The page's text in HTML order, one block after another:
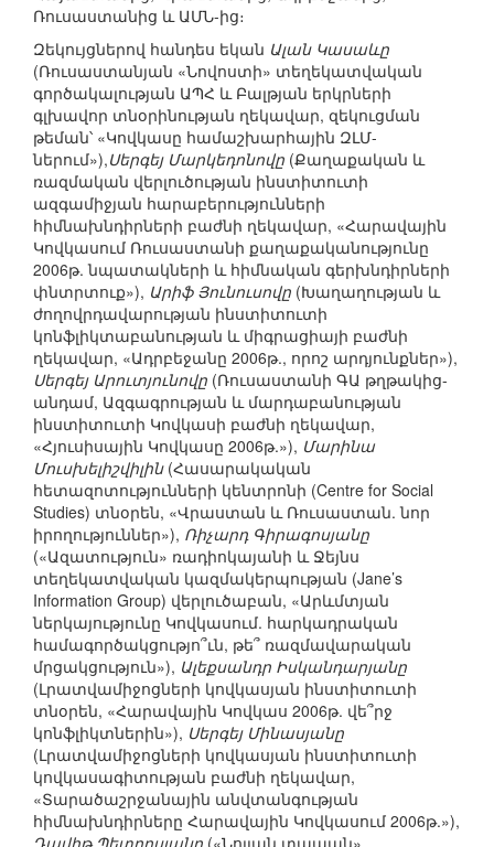
Ռուսաստանից և ԱՄՆ-ից։
Զեկույցներով հանդես եկան Ալան Կասաևը
(Ռուսաստանյան «Նովոստի» տեղեկատվական
գործակալության ԱՊՀ և Բալթյան երկրների
գլխավոր տնօրինության ղեկավար, զեկուցման
թեման՝ «Կովկասը համաշխարհային ԶԼՄ-
ներում»),Սերգեյ Մարկեդոնովը (Քաղաքական և
ռազմական վերլուծության ինստիտուտի
ազգամիջյան հարաբերությունների
հիմնախնդիրների բաժնի ղեկավար, «Հարավային
Կովկասում Ռուսաստանի քաղաքականությունը
2006թ. նպատակների և հիմնական գերխնդիրների
փնտրտուք»), Արիֆ Յունուսովը (Խաղաղության և
ժողովրդավարության ինստիտուտի
կոնֆլիկտաբանության և միգրացիայի բաժնի
ղեկավար, «Ադրբեջանը 2006թ., որոշ արդյունքներ»),
Սերգեյ Արուտյունովը (Ռուսաստանի ԳԱ թղթակից-
անդամ, Ազգագրության և մարդաբանության
ինստիտուտի Կովկասի բաժնի ղեկավար,
«Հյուսիսային Կովկասը 2006թ.»), Մարինա
Մուսխելիշվիլին(Հասարակական
հետազոտությունների կենտրոնի (Centre for Social
Studies) տնօրեն, «Վրաստան և Ռուսաստան. նոր
իրողություններ»), Ռիչարդ Գիրագոսյանը
(«Ազատություն» ռադիոկայանի և Ջեյնս
տեղեկատվական կազմակերպության (Jane’s
Information Group) վերլուծաբան, «Արևմտյան
ներկայությունը Կովկասում. հարկադրական
համագործակցությո՞ւն, թե՞ ռազմավարական
մրցակցություն»), Ալեքսանդր Իսկանդարյանը
(Լրատվամիջոցների կովկասյան ինստիտուտի
տնօրեն, «Հարավային Կովկաս 2006թ. վե՞րջ
կոնֆլիկտներին»), Սերգեյ Մինասյանը
(Լրատվամիջոցների կովկասյան ինստիտուտի
կովկասագիտության բաժնի ղեկավար,
«Տարածաշրջանային անվտանգության
հիմնախնդիրները Հարավային Կովկասում 2006թ.»),
Դավիթ Պետրոսյանը («Նոյյան տապան»